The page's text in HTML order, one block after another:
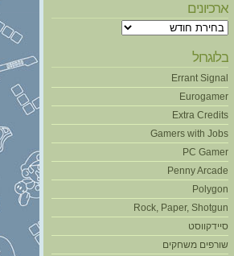
ארכיונים
ארכיונים
בלוגרול
Errant Signal
Eurogamer
Extra Credits
Gamers with Jobs
PC Gamer
Penny Arcade
Polygon
Rock, Paper, Shotgun
סיידקווסט
שורפים משחקים